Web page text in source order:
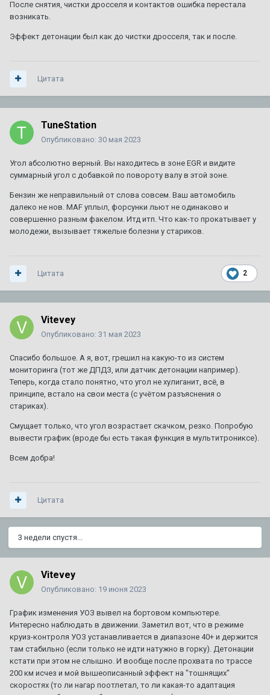
После снятия, чистки дросселя и контактов ошибка перестала
возникать.
Эффект детонации был как до чистки дросселя, так и после.
Цитата
TuneStation
Опубликовано: 30 мая 2023
Угол абсолютно верный. Вы находитесь в зоне EGR и видите
суммарный угол с добавкой по повороту валу в этой зоне.
Бензин же неправильный от слова совсем. Ваш автомобиль
далеко не нов. MAF уплыл, форсунки льют не одинаково и
совершенно разным факелом. Итд итп. Что как-то прокатывает у
молодежи, вызывает тяжелые болезни у стариков.
2
Цитата
Vitevey
Опубликовано: 31 мая 2023
Спасибо большое. А я, вот, грешил на какую-то из систем
мониторинга (тот же ДПДЗ, или датчик детонации например).
Теперь, когда стало понятно, что угол не хулиганит, всё, в
принципе, встало на свои места (с учётом разъяснения о
стариках).
Смущает только, что угол возрастает скачком, резко. Попробую
вывести график (вроде бы есть такая функция в мультитрониксе).
Всем добра!
Цитата
3 недели спустя...
Vitevey
Опубликовано: 19 июня 2023
График изменения УОЗ вывел на бортовом компьютере.
Интересно наблюдать в движении. Заметил вот, что в режиме
круиз-контроля УОЗ устанавливается в диапазоне 40+ и держится
там стабильно (если только не идти натужно в горку). Детонации
кстати при этом не слышно. И вообще после прохвата по трассе
200 км исчез и мой вышеописанный эффект на "тошнящих"
скоростях (то ли нагар поотлетал, то ли какая-то адаптация